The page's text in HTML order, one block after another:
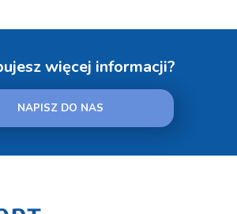
więcej informacji?
NAPISZ DO NAS